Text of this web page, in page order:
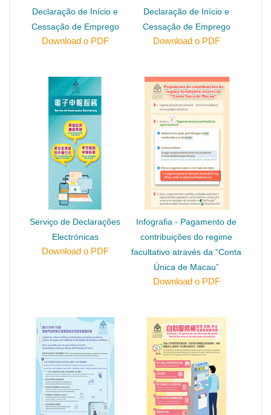
Declaração de Início e
Cessação de Emprego
Download o PDF
Declaração de Início e
Cessação de Emprego
Download o PDF
Serviço de Declarações
Electrónicas
Download o PDF
Infografia - Pagamento de
contribuições do regime
facultativo através da “Conta
Única de Macau”
Download o PDF